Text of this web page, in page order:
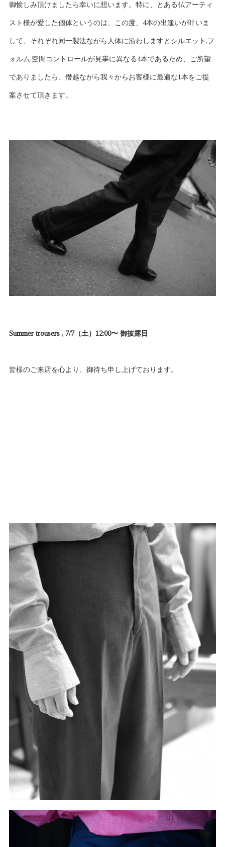
御愉しみ頂けましたら幸いに想います。特に、とある仏アーティ
スト様が愛した個体というのは、この度、4本の出逢いが叶いま
して、それぞれ同一製法ながら人体に沿わしますとシルエット,フ
ォルム,空間コントロールが見事に異なる4本であるため、ご所望
でありましたら、僭越ながら我々からお客様に最適な1本をご提
案させて頂きます。
Summer trousers , 7/7（土）12:00〜 御披露目
皆様のご来店を心より、御待ち申し上げております。